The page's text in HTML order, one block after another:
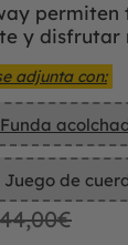
permiten
y disfrutar
adjunta con:
Funda
Juego de
€